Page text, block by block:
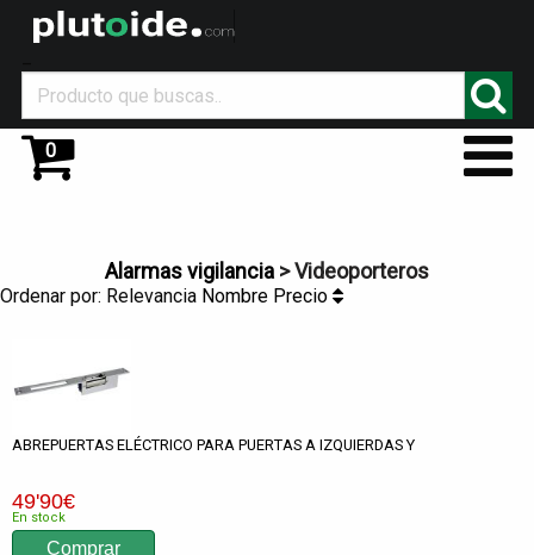
0
Alarmas vigilancia > Videoporteros
Ordenar por: Relevancia Nombre Precio
ABREPUERTAS ELÉCTRICO PARA PUERTAS A IZQUIERDAS Y
49'90€
En stock